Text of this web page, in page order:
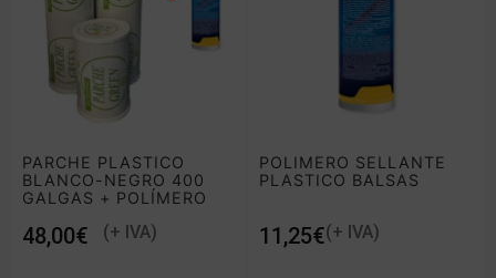
PARCHE PLASTICO
BLANCO-NEGRO 400
GALGAS + POLÍMERO
€
POLIMERO SELLANTE
PLASTICO BALSAS
€